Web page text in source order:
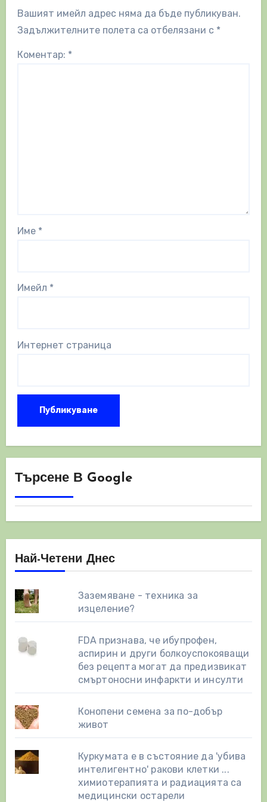
Вашият имейл адрес няма да бъде публикуван.
Задължителните полета са отбелязани с *
Коментар: *
Име *
Имейл *
Интернет страница
Търсене В Google
Най-Четени Днес
Заземяване - техника за
изцеление?
FDA признава, че ибупрофен,
аспирин и други болкоуспокояващи
без рецепта могат да предизвикат
смъртоносни инфаркти и инсулти
Конопени семена за по-добър
живот
Куркумата е в състояние да 'убива
интелигентно' ракови клетки ...
химиотерапията и радиацията са
медицински остарели